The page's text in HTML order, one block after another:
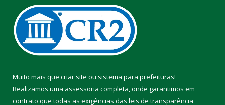
Muito mais que criar site ou sistema para prefeituras!
Realizamos uma assessoria completa, onde garantimos em
contrato que todas as exigências das leis de transparência